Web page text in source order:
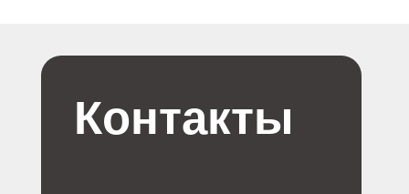
Контакты